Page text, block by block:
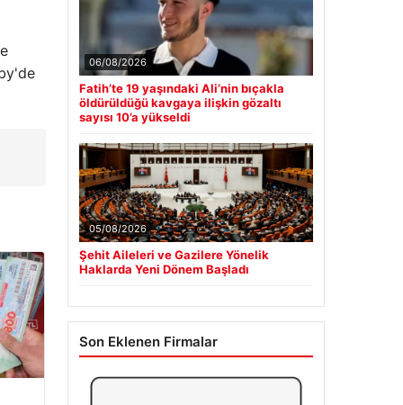
06/08/2026
Fatih’te 19 yaşındaki Ali’nin bıçakla
öldürüldüğü kavgaya ilişkin gözaltı
sayısı 10’a yükseldi
05/08/2026
Şehit Aileleri ve Gazilere Yönelik
Haklarda Yeni Dönem Başladı
Son Eklenen Firmalar